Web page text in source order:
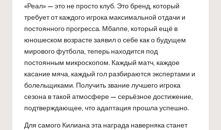
«Реал» — это не просто клуб. Это бренд, который
требует от каждого игрока максимальной отдачи и
постоянного прогресса. Мбаппе, который ещё в
юношеском возрасте заявил о себе как о будущем
мирового футбола, теперь находится под
постоянным микроскопом. Каждый матч, каждое
касание мяча, каждый гол разбираются экспертами и
болельщиками. Получить звание лучшего игрока
сезона в такой атмосфере — серьёзное достижение,
подтверждающее, что адаптация прошла успешно.
Для самого Килиана эта награда наверняка станет